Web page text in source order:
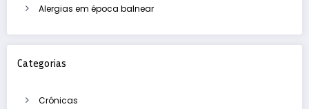
Alergias em época balnear
Categorias
Crónicas